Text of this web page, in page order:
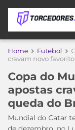
APOSTAS
DE
APOSTA
COPA
DO
MUNDO
Home Futebol
cravam novo
Copa do
apostas
queda do
Mundial do Catar